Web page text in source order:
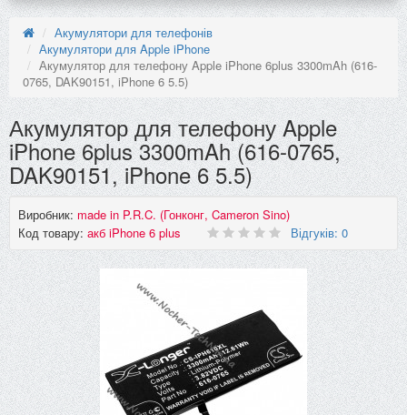
Акумулятори для телефонів
Акумулятори для Apple iPhone
Акумулятор для телефону Apple iPhone 6plus 3300mAh (616-
0765, DAK90151, iPhone 6 5.5)
Акумулятор для телефону Apple
iPhone 6plus 3300mAh (616-0765,
DAK90151, iPhone 6 5.5)
Виробник: made in P.R.C. (Гонконг, Cameron Sino)
Код товару: акб iPhone 6 plus Відгуків: 0